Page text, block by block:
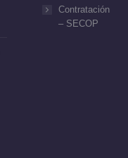
Contratación
– SECOP